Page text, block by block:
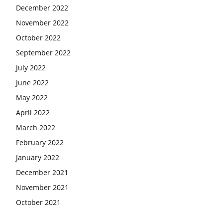
December 2022
November 2022
October 2022
September 2022
July 2022
June 2022
May 2022
April 2022
March 2022
February 2022
January 2022
December 2021
November 2021
October 2021